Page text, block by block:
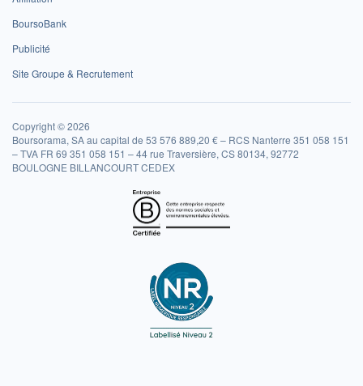
BoursoBank
Publicité
Site Groupe & Recrutement
Copyright © 2026
Boursorama, SA au capital de 53 576 889,20 € – RCS Nanterre 351 058 151
– TVA FR 69 351 058 151 – 44 rue Traversière, CS 80134, 92772
BOULOGNE BILLANCOURT CEDEX